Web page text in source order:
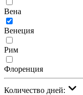
Вена
Венеция
Рим
Флоренция
Количество дней: